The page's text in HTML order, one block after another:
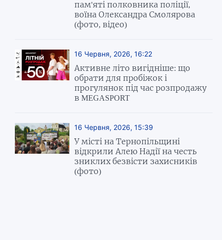
пам'яті полковника поліції,
воїна Олександра Смолярова
(фото, відео)
16 Червня, 2026, 16:22
Активне літо вигідніше: що
обрати для пробіжок і
прогулянок під час розпродажу
в MEGASPORT
16 Червня, 2026, 15:39
У місті на Тернопільщині
відкрили Алею Надії на честь
зниклих безвісти захисників
(фото)